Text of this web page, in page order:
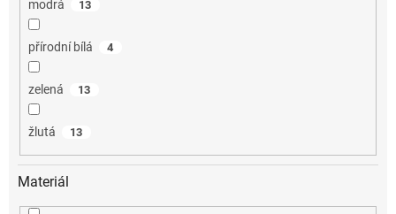
modrá 13
přírodní bílá 4
zelená 13
žlutá 13
Materiál